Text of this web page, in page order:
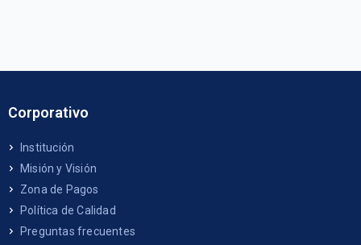
Corporativo
Institución
Misión y Visión
Zona de Pagos
Política de Calidad
Preguntas frecuentes